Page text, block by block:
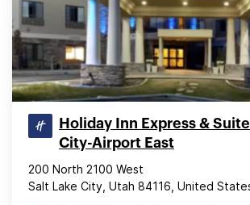
Holiday Inn Express &
City-Airport East
200 North 2100 West
Salt Lake City, Utah 84116, United